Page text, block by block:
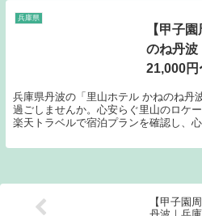
兵庫県
【甲子
のね丹波
21,000円
兵庫県丹波の「里山ホテル かねのね丹
過ごしませんか。心安らぐ里山のロケ
楽天トラベルで宿泊プランを確認し、
【甲子園